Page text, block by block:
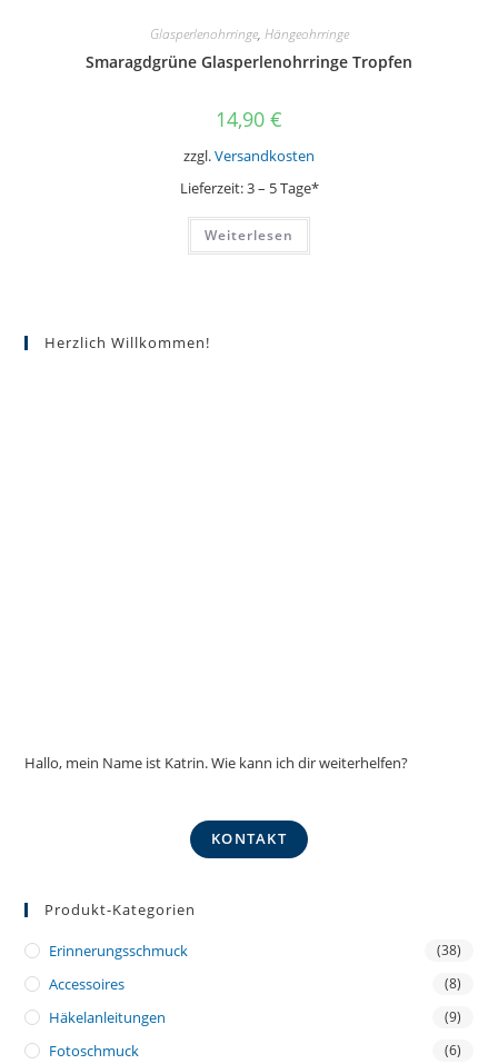
Glasperlenohrringe, Hängeohrringe
Smaragdgrüne Glasperlenohrringe Tropfen
14,90 €
zzgl.Versandkosten
Lieferzeit:3 – 5 Tage*
Weiterlesen
Herzlich Willkommen!
Hallo, mein Name ist Katrin. Wie kann ich dir weiterhelfen?
KONTAKT
Produkt-Kategorien
Erinnerungsschmuck (38)
Accessoires (8)
Häkelanleitungen (9)
Fotoschmuck (6)